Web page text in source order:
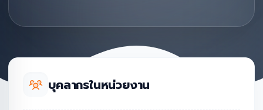
บุคลากรในหน่วยงาน